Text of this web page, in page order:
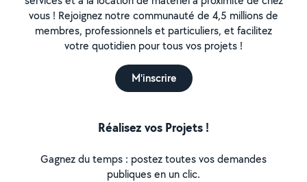
vous ! Rejoignez notre communauté de 4,5 millions de
membres, professionnels et particuliers, et facilitez
votre quotidien pour tous vos projets !
M'inscrire
Réalisez vos Projets !
Gagnez du temps : postez toutes vos demandes
publiques en un clic.